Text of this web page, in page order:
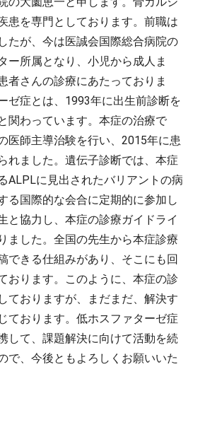
患を専門としております。前職は
たが、今は医誠会国際総合病院の
ー所属となり、小児から成人ま
者さんの診療にあたっておりま
ゼ症とは、1993年に出生前診断を
関わっています。本症の治療で
医師主導治験を行い、2015年に患
れました。遺伝子診断では、本症
ALPLに見出されたバリアントの病
る国際的な会合に定期的に参加し
と協力し、本症の診療ガイドライ
ました。全国の先生から本症診療
できる仕組みがあり、そこにも回
おります。このように、本症の診
ておりますが、まだまだ、解決す
ております。低ホスファターゼ症
して、課題解決に向けて活動を続
で、今後ともよろしくお願いいた